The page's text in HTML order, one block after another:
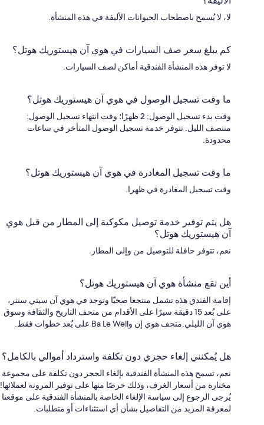
لا، لا يُسمح باصطحاب الحيوانات الأليفة في هذه المنشأة.
كم يبلغ سعر صف السيارات في هوي آن هيستوريك هوتل؟
لا توفر هذه المنشأة الفندقية أماكن لصف السيارات.
ما وقت تسجيل الوصول في هوي آن هيستوريك هوتل؟
وقت بدء تسجيل الوصول: 2 ظهرًا؛ وقت انتهاء تسجيل الوصول:
منتصف الليل. تتوفر خدمة تسجيل الوصول المتأخر في ساعات
محدودة.
ما وقت تسجيل المغادرة في هوي آن هيستوريك هوتل؟
وقت تسجيل المغادرة في ظهرا.
هل يتم توفير خدمة توصيل مكوكية إلى المطار من قبل هوي
آن هيستوريك هوتل؟
نعم، تتوفر حافلة للتوصيل من وإلى المطار.
أين تقع منشأة هوي آن هيستوريك هوتل؟
إقامة الفندق هذه تشمل منتجعا صحيّا وتوجد في هوي آن سيتي سنتر،
على بُعد 15 دقيقة سيرًا على الأقدام من متحف التاريخ والثقافة وسوق
هوي آن الليلي.متحف هوي إن وBa Le Well على بُعد خطوات فقط.
هل يُمكنني إلغاء حجزي دون تكلفة واسترداد أموالي بالكامل؟
نعم، تسمح هذه المنشأة الفندقية بإلغاء الحجز دون تكلفة على مجموعة
مختارة من أسعار الغرف، وذلك حرصًا منها على توفير المرونة لعملائها!
يُرجى الرجوع إلى سياسة الإلغاء الخاصة بالمنشأة الفندقية على موقعنا
لمعرفة المزيد من التفاصيل بشأن أي استثناءات أو متطلبات.